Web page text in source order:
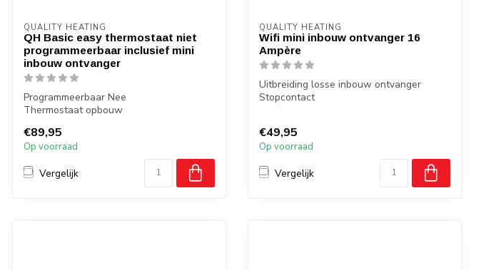
QUALITY HEATING
QH Basic easy thermostaat niet
programmeerbaar inclusief mini
inbouw ontvanger
Programmeerbaar Nee
Thermostaat opbouw
Bediening...
€89,95
Op voorraad
Vergelijk
QUALITY HEATING
Wifi mini inbouw ontvanger 16
Ampère
Uitbreiding losse inbouw ontvanger
Stopcontact
€49,95
Op voorraad
Vergelijk